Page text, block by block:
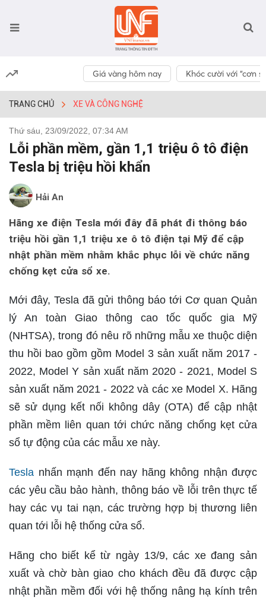
Giá vàng hôm nay Khóc cười với “cơn
TRANG CHỦ XE VÀ CÔNG NGHỆ
Thứ sáu, 23/09/2022, 07:34 AM
Lỗi phần mềm, gần 1,1 triệu ô tô điện
Tesla bị triệu hồi khẩn
Hải An
Hãng xe điện Tesla mới đây đã phát đi thông báo
triệu hồi gần 1,1 triệu xe ô tô điện tại Mỹ để cập
nhật phần mềm nhằm khắc phục lỗi về chức năng
chống kẹt cửa sổ xe.
Mới đây, Tesla đã gửi thông báo tới Cơ quan Quản
lý An toàn Giao thông cao tốc quốc gia Mỹ
(NHTSA), trong đó nêu rõ những mẫu xe thuộc diện
thu hồi bao gồm gồm Model 3 sản xuất năm 2017 -
2022, Model Y sản xuất năm 2020 - 2021, Model S
sản xuất năm 2021 - 2022 và các xe Model X. Hãng
sẽ sử dụng kết nối không dây (OTA) để cập nhật
phần mềm liên quan tới chức năng chống kẹt cửa
sổ tự động của các mẫu xe này.
Tesla nhấn mạnh đến nay hãng không nhận được
các yêu cầu bảo hành, thông báo về lỗi trên thực tế
hay các vụ tai nạn, các trường hợp bị thương liên
quan tới lỗi hệ thống cửa sổ.
Hãng cho biết kể từ ngày 13/9, các xe đang sản
xuất và chờ bàn giao cho khách đều đã được cập
nhật phần mềm đối với hệ thống nâng hạ kính trên